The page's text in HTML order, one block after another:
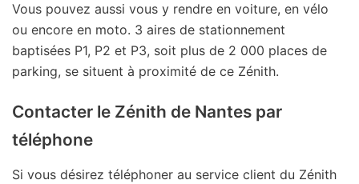
Vous pouvez aussi vous y rendre en voiture, en vélo
ou encore en moto. 3 aires de stationnement
baptisées P1, P2 et P3, soit plus de 2 000 places de
parking, se situent à proximité de ce Zénith.
Contacter le Zénith de Nantes par
téléphone
Si vous désirez téléphoner au service client du Zénith